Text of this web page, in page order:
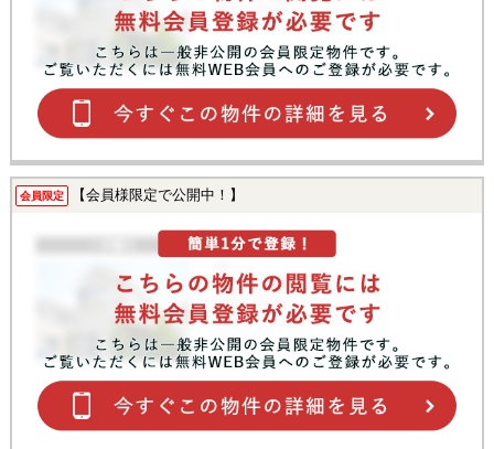
会員限定 【会員様限定で公開中！】